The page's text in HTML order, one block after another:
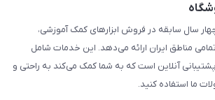
سال سابقه در فروش ابزارهای کمک آموزشی،
مناطق ایران ارائه می‌دهد. این خدمات شامل
آنلاین است که به شما کمک می‌کند به راحتی و
ما استفاده کنید.